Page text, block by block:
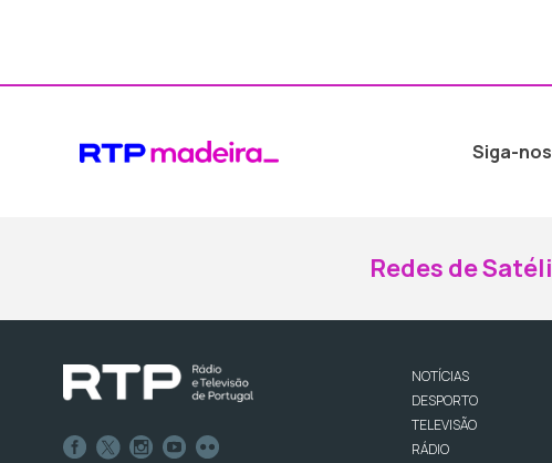
Siga-
Redes de
NOTÍCIAS
DESPORTO
TELEVISÃO
RÁDIO